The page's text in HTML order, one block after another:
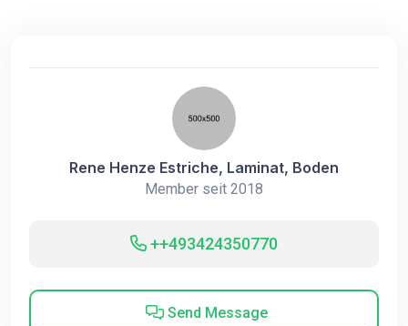
Rene Henze Estriche, Laminat, Boden
Member seit 2018
++493424350770
Send Message